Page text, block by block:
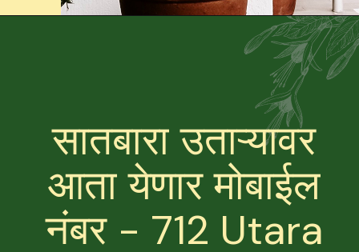
सातबारा उताऱ्यावर
आता येणार मोबाईल
नंबर - 712 Utara